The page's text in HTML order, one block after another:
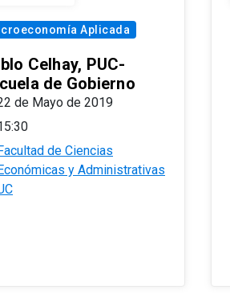
Aplicada
Celhay, PUC-
de Gobierno
de Mayo de 2019
Facultad de Ciencias
Económicas y Administrativas